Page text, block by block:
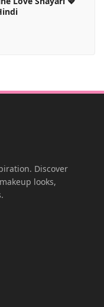
Discover
looks,